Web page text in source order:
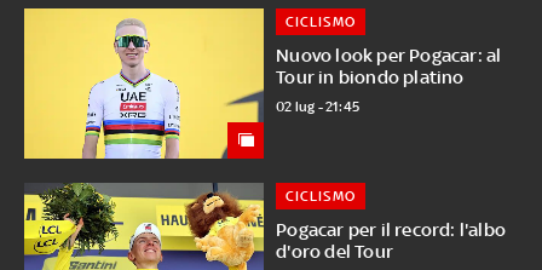
Nuovo look per Pogacar: al
Tour in biondo platino
CICLISMO
02 lug - 21:45
Pogacar per il record: l'albo
d'oro del Tour
CICLISMO